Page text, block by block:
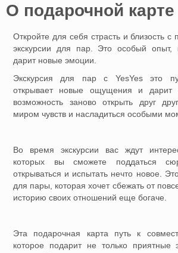
O подарочной картe
Откройте для себя страсть и близость
экскурсии для пар. Это особый опыт,
дарит новые эмоции.
Экскурсия для пар с YesYes это
открывает новые ощущения и дарит
возможность заново открыть друг
миром чувств и насладиться особыми
Во время экскурсии вас ждут
которых вы сможете поддаться
открываться и испытать нечто новое.
для пары, которая хочет сбежать от
историю своих отношений еще богаче.
Эта подарочная карта путь к
которое подарит не только